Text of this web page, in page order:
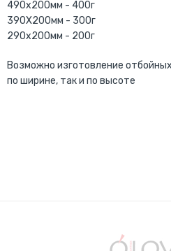
490х200мм - 400г
390Х200мм - 300г
290х200мм - 200г
Возможно изготовление
по ширине, так и по высоте